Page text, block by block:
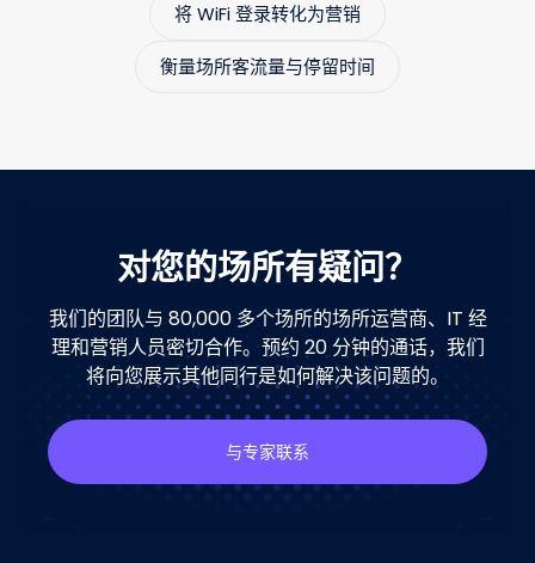
将 WiFi 登录转化为营销
衡量场所客流量与停留时间
对您的场所有疑问？
我们的团队与 80,000 多个场所的场所运营商、IT 经
理和营销人员密切合作。预约 20 分钟的通话，我们
将向您展示其他同行是如何解决该问题的。
与专家联系